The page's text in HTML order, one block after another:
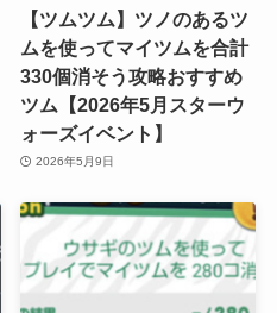
【ツムツム】ツノのあるツ
ムを使ってマイツムを合計
330個消そう攻略おすすめ
ツム【2026年5月スターウ
ォーズイベント】
2026年5月9日